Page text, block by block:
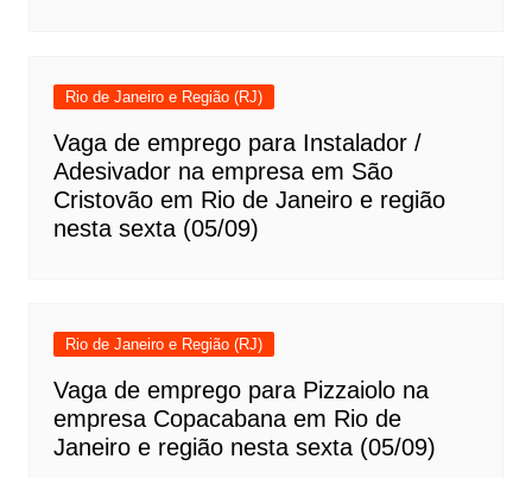
Rio de Janeiro e Região (RJ)
Vaga de emprego para Instalador /
Adesivador na empresa em São
Cristovão em Rio de Janeiro e região
nesta sexta (05/09)
Rio de Janeiro e Região (RJ)
Vaga de emprego para Pizzaiolo na
empresa Copacabana em Rio de
Janeiro e região nesta sexta (05/09)